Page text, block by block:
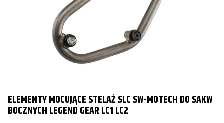
ELEMENTY MOCUJĄCE STELAŻ SLC SW-MOTECH DO SAKW
BOCZNYCH LEGEND GEAR LC1 LC2